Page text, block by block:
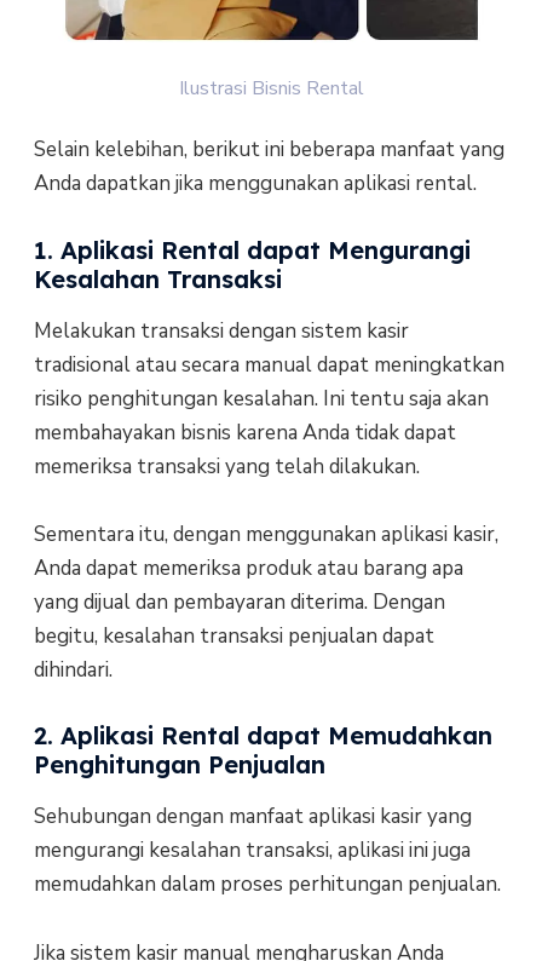
Ilustrasi Bisnis Rental
Selain kelebihan, berikut ini beberapa manfaat yang
Anda dapatkan jika menggunakan aplikasi rental.
1. Aplikasi Rental dapat Mengurangi
Kesalahan Transaksi
Melakukan transaksi dengan sistem kasir
tradisional atau secara manual dapat meningkatkan
risiko penghitungan kesalahan. Ini tentu saja akan
membahayakan bisnis karena Anda tidak dapat
memeriksa transaksi yang telah dilakukan.
Sementara itu, dengan menggunakan aplikasi kasir,
Anda dapat memeriksa produk atau barang apa
yang dijual dan pembayaran diterima. Dengan
begitu, kesalahan transaksi penjualan dapat
dihindari.
2. Aplikasi Rental dapat Memudahkan
Penghitungan Penjualan
Sehubungan dengan manfaat aplikasi kasir yang
mengurangi kesalahan transaksi, aplikasi ini juga
memudahkan dalam proses perhitungan penjualan.
Jika sistem kasir manual mengharuskan Anda